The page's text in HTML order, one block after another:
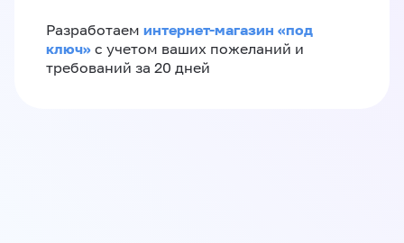
Разработаем интернет-магазин «‎под
ключ»‎ с учетом ваших пожеланий и
требований за 20 дней